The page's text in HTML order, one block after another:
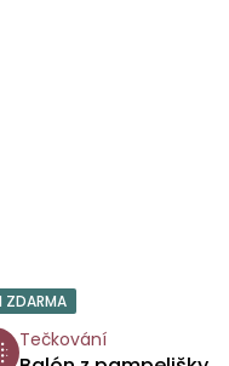
ZDARMA
Tečkování